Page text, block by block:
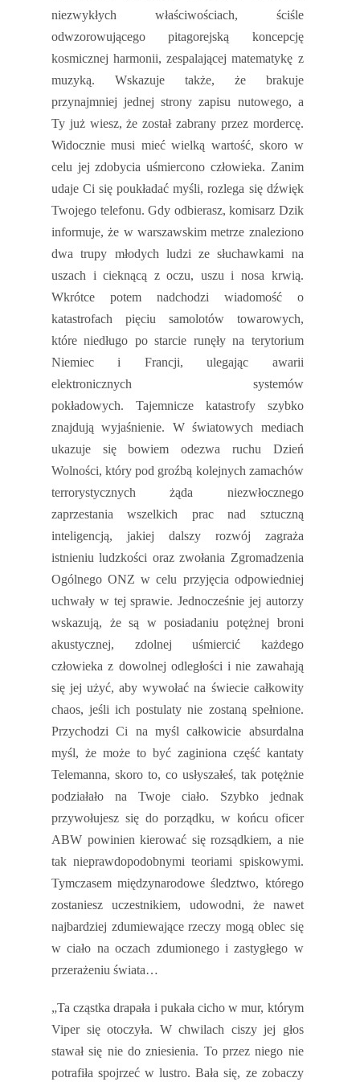
niezwykłych właściwościach, ściśle
odwzorowującego pitagorejską koncepcję
kosmicznej harmonii, zespalającej matematykę z
muzyką. Wskazuje także, że brakuje
przynajmniej jednej strony zapisu nutowego, a
Ty już wiesz, że został zabrany przez mordercę.
Widocznie musi mieć wielką wartość, skoro w
celu jej zdobycia uśmiercono człowieka. Zanim
udaje Ci się poukładać myśli, rozlega się dźwięk
Twojego telefonu. Gdy odbierasz, komisarz Dzik
informuje, że w warszawskim metrze znaleziono
dwa trupy młodych ludzi ze słuchawkami na
uszach i cieknącą z oczu, uszu i nosa krwią.
Wkrótce potem nadchodzi wiadomość o
katastrofach pięciu samolotów towarowych,
które niedługo po starcie runęły na terytorium
Niemiec i Francji, ulegając awarii
elektronicznych systemów
pokładowych. Tajemnicze katastrofy szybko
znajdują wyjaśnienie. W światowych mediach
ukazuje się bowiem odezwa ruchu Dzień
Wolności, który pod groźbą kolejnych zamachów
terrorystycznych żąda niezwłocznego
zaprzestania wszelkich prac nad sztuczną
inteligencją, jakiej dalszy rozwój zagraża
istnieniu ludzkości oraz zwołania Zgromadzenia
Ogólnego ONZ w celu przyjęcia odpowiedniej
uchwały w tej sprawie. Jednocześnie jej autorzy
wskazują, że są w posiadaniu potężnej broni
akustycznej, zdolnej uśmiercić każdego
człowieka z dowolnej odległości i nie zawahają
się jej użyć, aby wywołać na świecie całkowity
chaos, jeśli ich postulaty nie zostaną spełnione.
Przychodzi Ci na myśl całkowicie absurdalna
myśl, że może to być zaginiona część kantaty
Telemanna, skoro to, co usłyszałeś, tak potężnie
podziałało na Twoje ciało. Szybko jednak
przywołujesz się do porządku, w końcu oficer
ABW powinien kierować się rozsądkiem, a nie
tak nieprawdopodobnymi teoriami spiskowymi.
Tymczasem międzynarodowe śledztwo, którego
zostaniesz uczestnikiem, udowodni, że nawet
najbardziej zdumiewające rzeczy mogą oblec się
w ciało na oczach zdumionego i zastygłego w
przerażeniu świata…
„Ta cząstka drapała i pukała cicho w mur, którym
Viper się otoczyła. W chwilach ciszy jej głos
stawał się nie do zniesienia. To przez niego nie
potrafiła spojrzeć w lustro. Bała się, ze zobaczy